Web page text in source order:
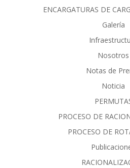
ENCARGATURAS DE
Galería
Nosotros
Notas de
Noticia
PROCESO DE
PROCESO DE